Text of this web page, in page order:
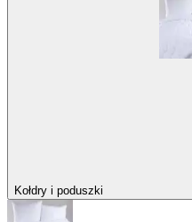
Kołdry i poduszki